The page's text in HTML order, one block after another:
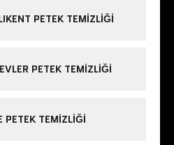
PETEK TEMIZLIĞI
PETEK TEMIZLIĞI
PETEK TEMIZLIĞI